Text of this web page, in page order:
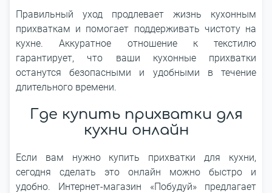
Правильный уход продлевает жизнь кухонным
прихваткам и помогает поддерживать чистоту на
кухне. Аккуратное отношение к текстилю
гарантирует, что ваши кухонные прихватки
останутся безопасными и удобными в течение
длительного времени.
Где купить прихватки для
кухни онлайн
Если вам нужно купить прихватки для кухни,
сегодня сделать это онлайн можно быстро и
удобно. Интернет-магазин «Побудуй» предлагает